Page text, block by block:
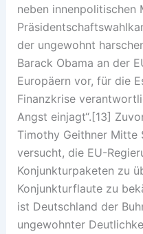
neben innenpolitischen
der ungewohnt
Barack Obama an der
Europäern vor, für die
Finanzkrise
Angst einjagt“.[13]
Timothy Geithner Mitte
versucht, die EU-
Konjunkturpaketen zu
Konjunkturflaute zu
ist Deutschland der
ungewohnter